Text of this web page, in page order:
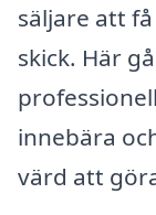
säljare att
skick. Här
innebära
värd att